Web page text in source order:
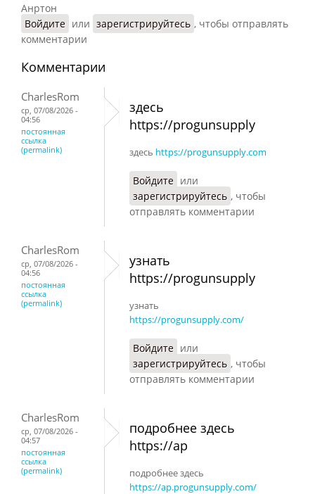
Анртон
Войдите или зарегистрируйтесь , чтобы отправлять
комментарии
Комментарии
CharlesRom
ср, 07/08/2026 -
04:56
постоянная
ссылка
(permalink)
здесь
https://progunsupply
здесь https://progunsupply.com
Войдите или
зарегистрируйтесь , чтобы
отправлять комментарии
CharlesRom
ср, 07/08/2026 -
04:56
постоянная
ссылка
(permalink)
узнать
https://progunsupply
узнать
https://progunsupply.com/
Войдите или
зарегистрируйтесь , чтобы
отправлять комментарии
CharlesRom
ср, 07/08/2026 -
04:57
постоянная
ссылка
(permalink)
подробнее здесь
https://ap
подробнее здесь
https://ap.progunsupply.com/